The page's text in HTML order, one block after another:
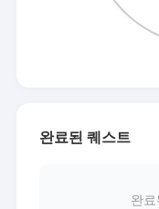
완료된 퀘스트
완